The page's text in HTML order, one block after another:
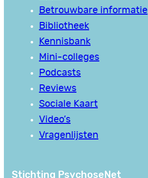
Betrouwbare informatie
Bibliotheek
Kennisbank
Mini-colleges
Podcasts
Reviews
Sociale Kaart
Video’s
Vragenlijsten
Stichting PsychoseNet